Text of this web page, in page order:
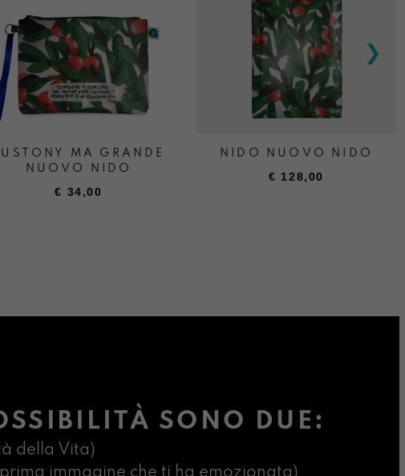
MA GRANDE
NUOVO NIDO
€ 34,00
NIDO NUOVO NIDO
€ 128,00
SONO DUE:
della Vita)
immagine che ti ha emozionata)